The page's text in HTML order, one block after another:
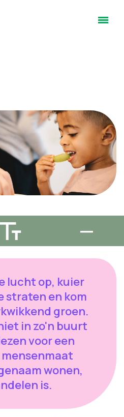
lucht op, kuier
straten en kom
groen.
in zo'n buurt
voor een
wonen,
is.